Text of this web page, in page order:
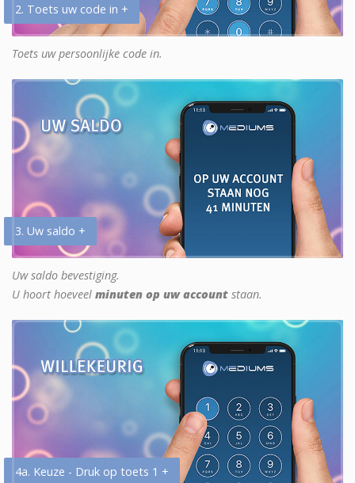
2. Toets uw code in +
Toets uw persoonlijke code in.
3. Uw saldo +
Uw saldo bevestiging.
U hoort hoeveel minuten op uw account staan.
4a. Keuze - Druk op toets 1 +